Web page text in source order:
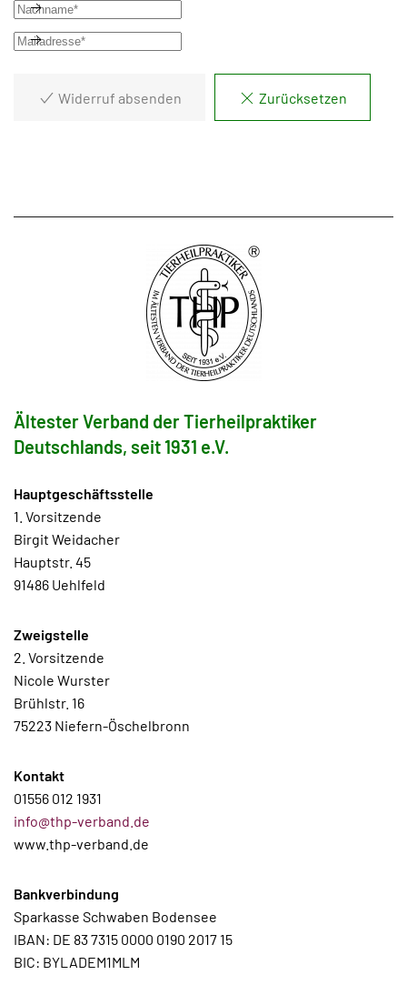
Widerruf absenden Zurücksetzen
Ältester Verband der Tierheilpraktiker
Deutschlands, seit 1931 e.V.
Hauptgeschäftsstelle
1. Vorsitzende
Birgit Weidacher
Hauptstr. 45
91486 Uehlfeld
Zweigstelle
2. Vorsitzende
Nicole Wurster
Brühlstr. 16
75223 Niefern-Öschelbronn
Kontakt
01556 012 1931
info@thp-verband.de
www.thp-verband.de
Bankverbindung
Sparkasse Schwaben Bodensee
IBAN: DE 83 7315 0000 0190 2017 15
BIC: BYLADEM1MLM